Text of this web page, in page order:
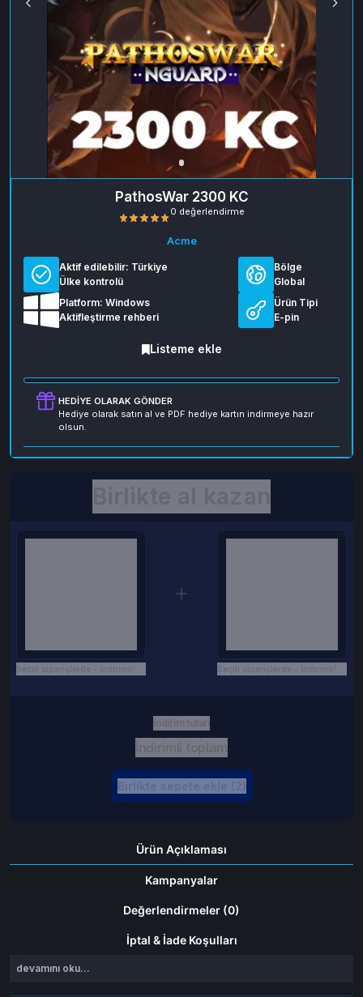
PathosWar 2300 KC
0 değerlendirme
Acme
Aktif edilebilir: Türkiye
Ülke kontrolü
Bölge
Global
Platform: Windows
Aktifleştirme rehberi
Ürün Tipi
E-pin
Listeme ekle
HEDIYE OLARAK GÖNDER
Hediye olarak satın al ve PDF hediye kartın indirmeye hazır
olsun.
Ürün Açıklaması
Kampanyalar
Değerlendirmeler (0)
İptal & İade Koşulları
devamını oku...